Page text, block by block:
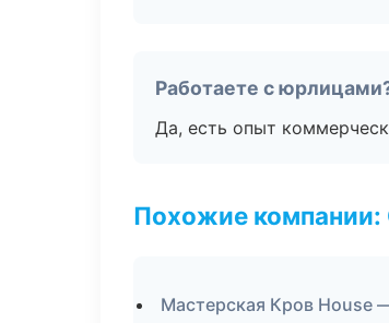
Работаете с
Да, есть опыт
Похожие компании:
Мастерская Кров House